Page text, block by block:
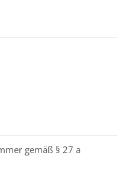
gemäß § 27 a